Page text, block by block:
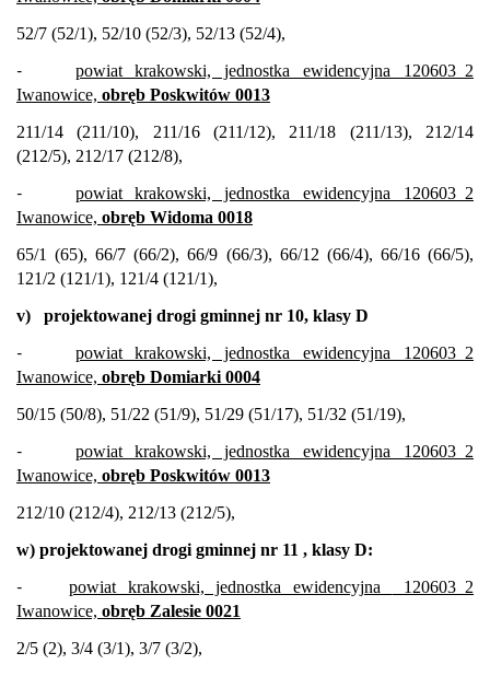
52/7 (52/1), 52/10 (52/3), 52/13 (52/4),
-
powiat krakowski, jednostka ewidencyjna 120603_2
Iwanowice, obręb Poskwitów 0013
211/14 (211/10), 211/16 (211/12), 211/18 (211/13), 212/14
(212/5), 212/17 (212/8),
-
powiat krakowski, jednostka ewidencyjna 120603_2
Iwanowice, obręb Widoma 0018
65/1 (65), 66/7 (66/2), 66/9 (66/3), 66/12 (66/4), 66/16 (66/5),
121/2 (121/1), 121/4 (121/1),
v)
projektowanej drogi gminnej nr 10, klasy D
-
powiat krakowski, jednostka ewidencyjna 120603_2
Iwanowice, obręb Domiarki 0004
50/15 (50/8), 51/22 (51/9), 51/29 (51/17), 51/32 (51/19),
-
powiat krakowski, jednostka ewidencyjna 120603_2
Iwanowice, obręb Poskwitów 0013
212/10 (212/4), 212/13 (212/5),
w) projektowanej drogi gminnej nr 11 , klasy D:
- powiat krakowski, jednostka ewidencyjna
120603_2
Iwanowice, obręb Zalesie 0021
2/5 (2), 3/4 (3/1), 3/7 (3/2),